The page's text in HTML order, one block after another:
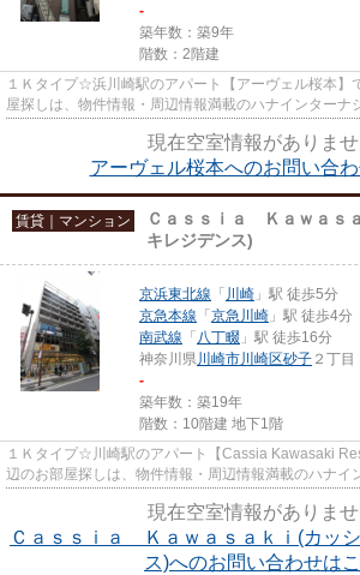
-
築年数：築9年
階数：2階建
１Ｋタイプ☆浜川崎駅のアパート【アーヴェル桜本
屋探しは、物件情報・周辺情報満載のハナインターナ
現在空室情報がありませ
アーヴェル桜本へのお問い合
賃貸｜マンション
Ｃａｓｓｉａ Ｋａｗａｓ
キレジデンス)
京浜東北線 「 川崎 」駅 徒歩5分
京急本線 「 京急川崎 」駅 徒歩4分
南武線 「 八丁畷 」駅 徒歩16分
神奈川県川崎市川崎区砂子 ２丁目
-
築年数：築19年
階数：10階建 地下1階
１Ｋタイプ☆川崎駅のアパート【Cassia Kawasaki
辺のお部屋探しは、物件情報・周辺情報満載のハナイ
現在空室情報がありませ
Ｃａｓｓｉａ Ｋａｗａｓａｋｉ(カッ
ス)へのお問い合わせは